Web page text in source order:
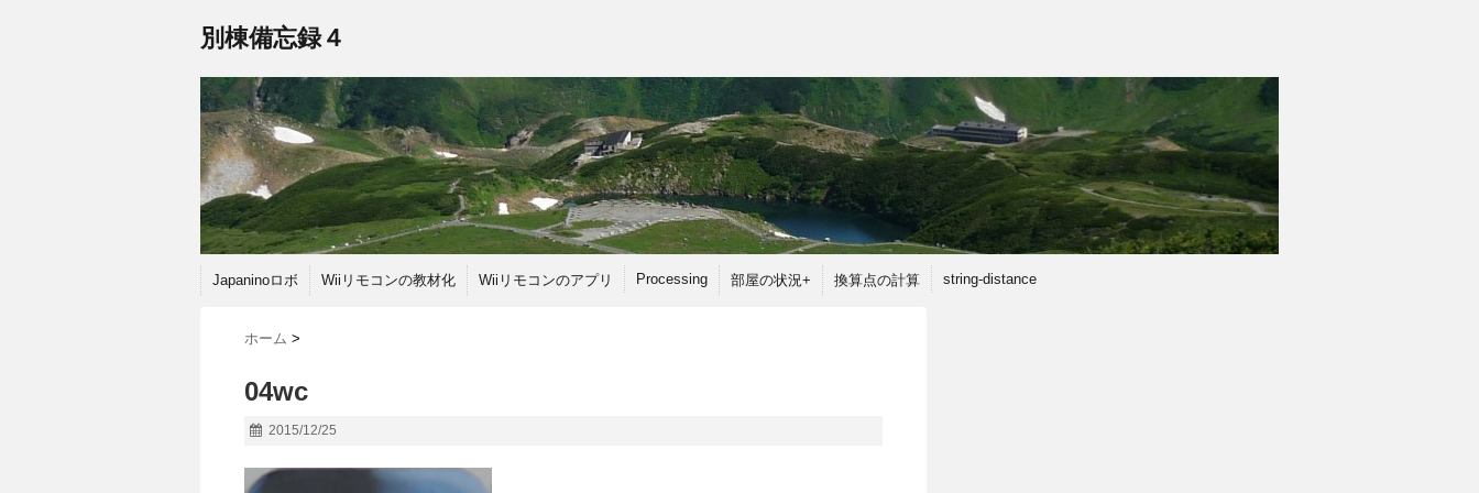
別棟備忘録４
Japaninoロボ Wiiリモコンの教材化 Wiiリモコンのアプリ Processing 部屋の状況+ 換算点の計算 string-distance
ホーム >
04wc
2015/12/25